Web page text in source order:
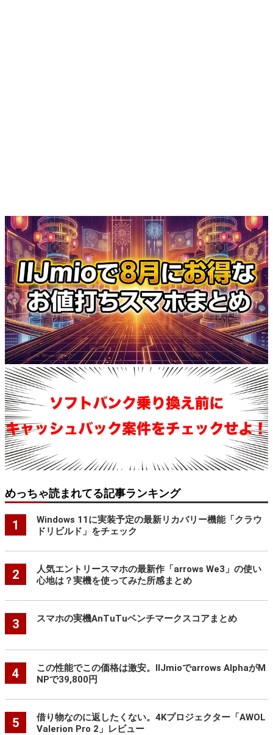
めっちゃ読まれてる記事ランキング
1
Windows 11に実装予定の最新リカバリー機能「クラウ
ドリビルド」をチェック
2
人気エントリースマホの最新作「arrows We3」の使い
心地は？実機を使ってみた所感まとめ
3 スマホの実機AnTuTuベンチマークスコアまとめ
4
この性能でこの価格は激安。IIJmioでarrows AlphaがM
NPで39,800円
5
借り物なのに返したくない。4Kプロジェクター「AWOL
Valerion Pro 2」レビュー